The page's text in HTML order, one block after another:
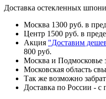
Доставка остекленных
Москва 1300 руб. в
Центр 1500 руб. в
Акция "Доставим
800 руб.
Москва и
Московская область
Так же возможно
Доставка по России -